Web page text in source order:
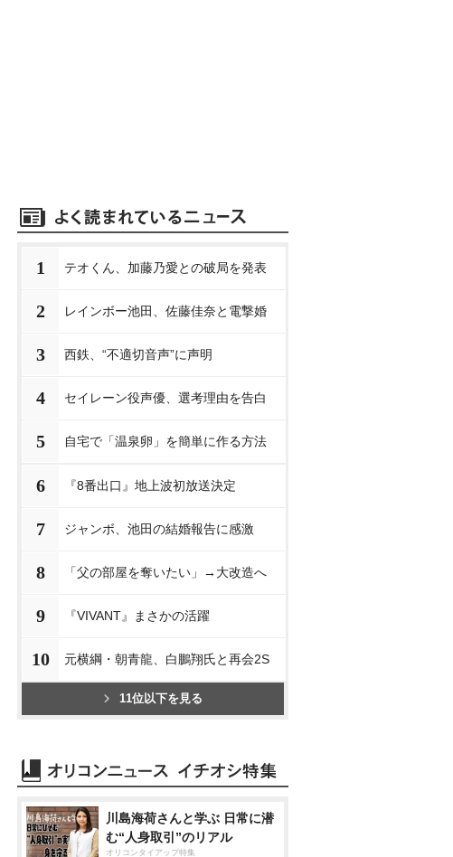
1 テオくん、加藤乃愛との破局を発表
2 レインボー池田、佐藤佳奈と電撃婚
3 西鉄、“不適切音声”に声明
4 セイレーン役声優、選考理由を告白
5 自宅で「温泉卵」を簡単に作る方法
6 『8番出口』地上波初放送決定
7 ジャンボ、池田の結婚報告に感激
8 「父の部屋を奪いたい」→大改造へ
9 『VIVANT』まさかの活躍
10 元横綱・朝青龍、白鵬翔氏と再会2S
11位以下を見る
川島海荷さんと学ぶ 日常に潜
む“人身取引”のリアル
オリコンタイアップ特集